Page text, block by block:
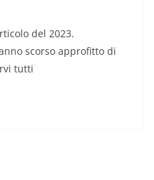
del 2023.
scorso approfitto di
tutti